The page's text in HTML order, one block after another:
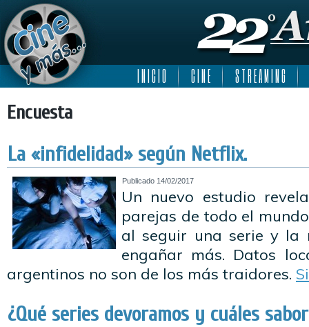
I N I C I O C I N E S T R E A M I N G
Encuesta
La «infidelidad» según Netflix.
Publicado 14/02/2017
Un nuevo estudio
parejas de todo el
al seguir una serie y la
engañar más. Datos
argentinos no son de los más traidores.
¿Qué series devoramos y cuáles